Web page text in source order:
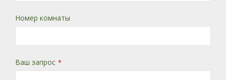
Номер комнаты
Ваш запрос *